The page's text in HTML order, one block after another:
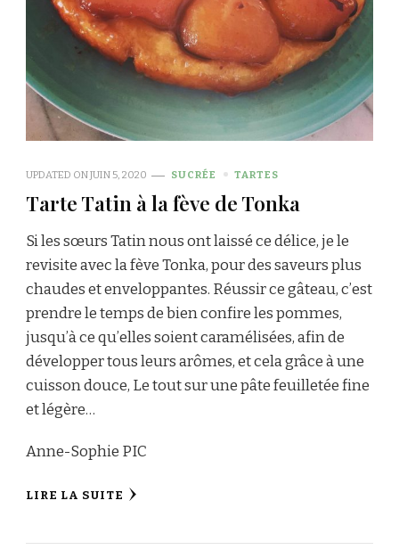
UPDATED ONJUIN 5, 2020 SUCRÉE TARTES
Tarte Tatin à la fève de Tonka
Si les sœurs Tatin nous ont laissé ce délice, je le
revisite avec la fève Tonka, pour des saveurs plus
chaudes et enveloppantes. Réussir ce gâteau, c’est
prendre le temps de bien confire les pommes,
jusqu’à ce qu’elles soient caramélisées, afin de
développer tous leurs arômes, et cela grâce à une
cuisson douce, Le tout sur une pâte feuilletée fine
et légère…
Anne-Sophie PIC
LIRE LA SUITE